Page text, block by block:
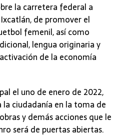
la carretera federal a
de promover el
femenil, así como
lengua originaria y
de la economía
el uno de enero de 2022,
la ciudadanía en la toma de
y demás acciones que le
será de puertas abiertas.